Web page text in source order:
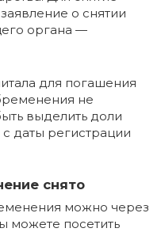
о снятии
органа —
для погашения
не
выделить доли
даты регистрации
снято
можно через
можете посетить